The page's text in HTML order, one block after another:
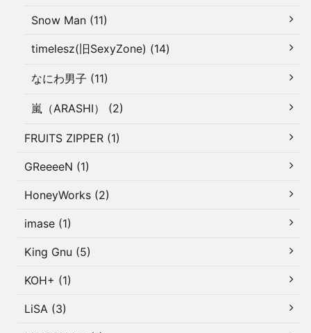
Snow Man (11)
timelesz(旧SexyZone) (14)
なにわ男子 (11)
嵐（ARASHI） (2)
FRUITS ZIPPER (1)
GReeeeN (1)
HoneyWorks (2)
imase (1)
King Gnu (5)
KOH+ (1)
LiSA (3)